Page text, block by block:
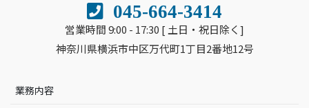
045-664-3414
営業時間 9:00 - 17:30 [ 土日・祝日除く]
神奈川県横浜市中区万代町1丁目2番地12号
業務内容